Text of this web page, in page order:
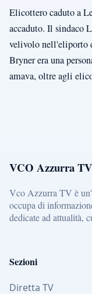
Elicottero caduto a
accaduto. Il sindaco
velivolo nell'eliporto
Bryner era una
amava, oltre agli
VCO Azzurra TV
Vco Azzurra TV è
occupa di
dedicate ad attualità,
Sezioni
Diretta TV